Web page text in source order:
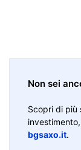
Non sei
Scopri di più
bgsaxo.it.